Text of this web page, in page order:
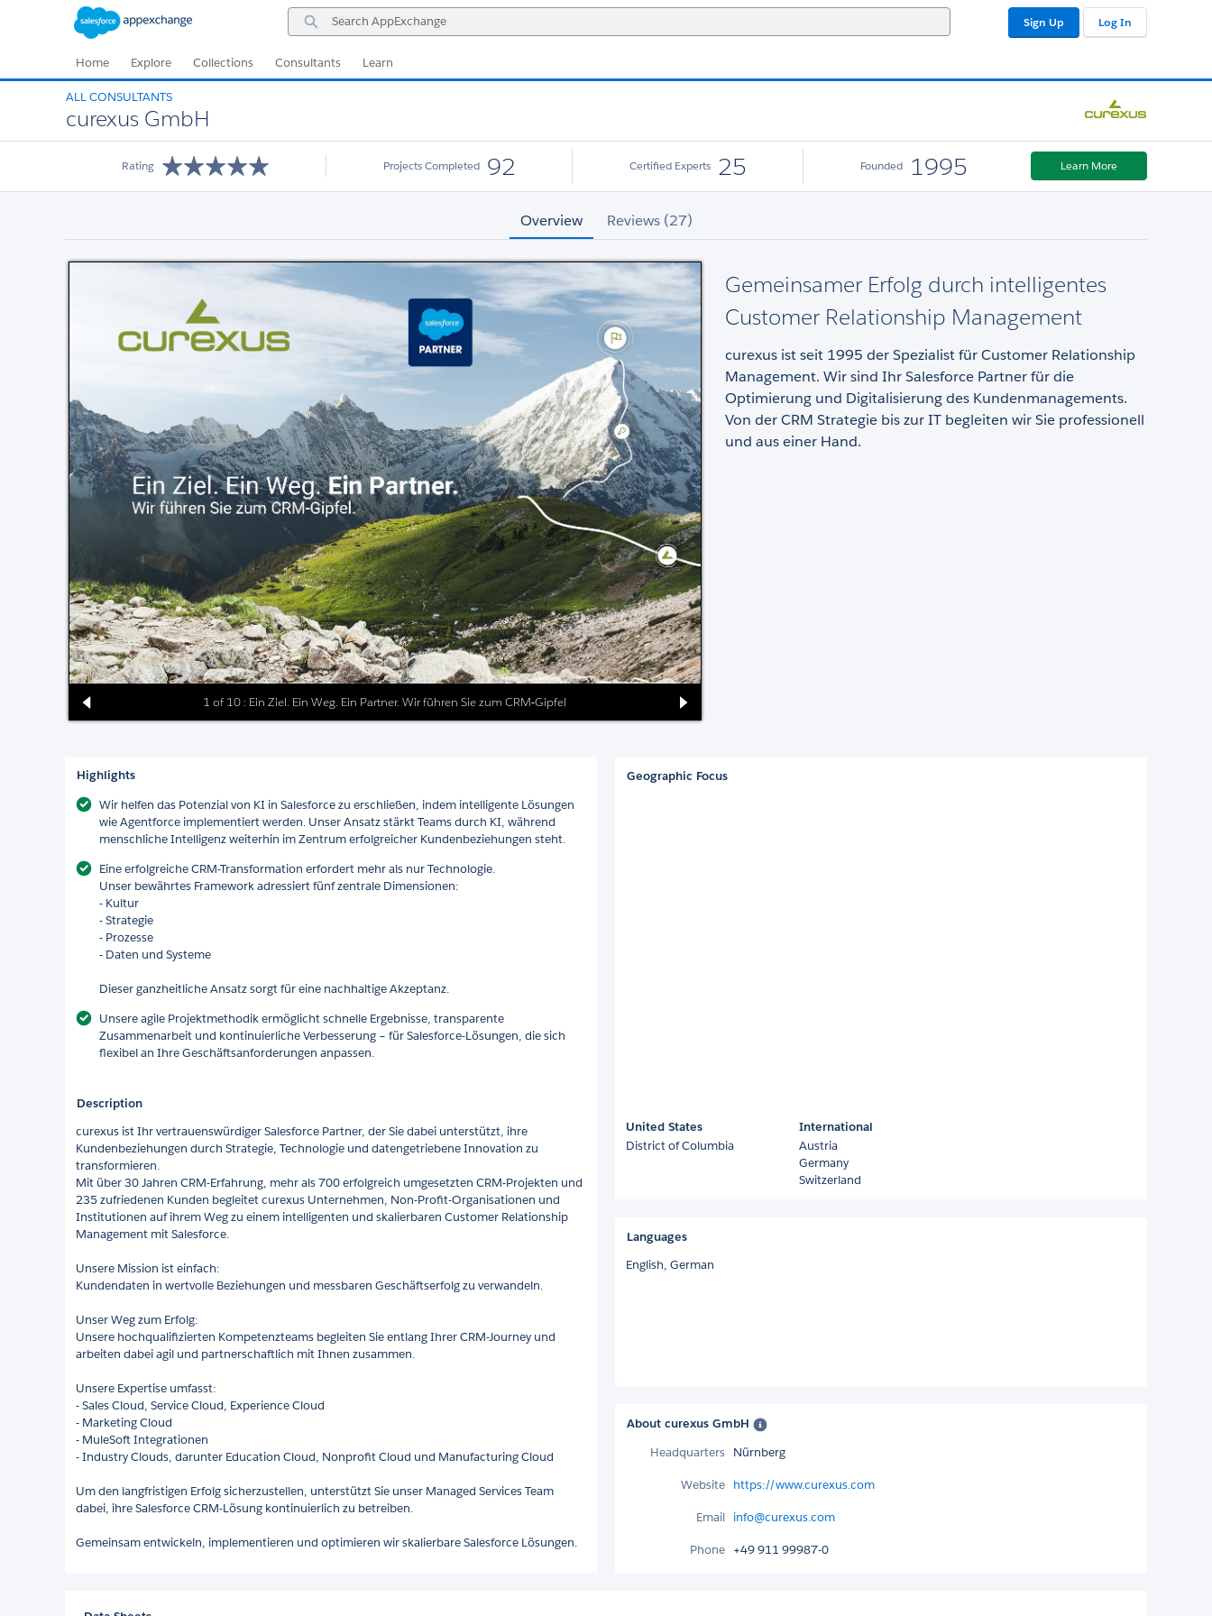
Search
AppExchange
Sign Up Log In
Home Explore Collections Consultants Learn
ALL CONSULTANTS
curexus GmbH
Rating Projects Completed 92 Certified Experts 25 Founded 1995 Learn More
Overview Reviews (27)
1 of 10 : Ein Ziel. Ein Weg. Ein Partner. Wir führen Sie zum CRM-Gipfel
Gemeinsamer Erfolg durch intelligentes
Customer Relationship Management
curexus ist seit 1995 der Spezialist für Customer Relationship
Management. Wir sind Ihr Salesforce Partner für die
Optimierung und Digitalisierung des Kundenmanagements.
Von der CRM Strategie bis zur IT begleiten wir Sie professionell
und aus einer Hand.
Highlights
Wir helfen das Potenzial von KI in Salesforce zu erschließen, indem intelligente Lösungen
wie Agentforce implementiert werden. Unser Ansatz stärkt Teams durch KI, während
menschliche Intelligenz weiterhin im Zentrum erfolgreicher Kundenbeziehungen steht.
Eine erfolgreiche CRM-Transformation erfordert mehr als nur Technologie.
Unser bewährtes Framework adressiert fünf zentrale Dimensionen:
- Kultur
- Strategie
- Prozesse
- Daten und Systeme
Dieser ganzheitliche Ansatz sorgt für eine nachhaltige Akzeptanz.
Unsere agile Projektmethodik ermöglicht schnelle Ergebnisse, transparente
Zusammenarbeit und kontinuierliche Verbesserung – für Salesforce-Lösungen, die sich
flexibel an Ihre Geschäftsanforderungen anpassen.
Description
curexus ist Ihr vertrauenswürdiger Salesforce Partner, der Sie dabei unterstützt, ihre
Kundenbeziehungen durch Strategie, Technologie und datengetriebene Innovation zu
transformieren.
Mit über 30 Jahren CRM-Erfahrung, mehr als 700 erfolgreich umgesetzten CRM-Projekten und
235 zufriedenen Kunden begleitet curexus Unternehmen, Non-Profit-Organisationen und
Institutionen auf ihrem Weg zu einem intelligenten und skalierbaren Customer Relationship
Management mit Salesforce.
Unsere Mission ist einfach:
Kundendaten in wertvolle Beziehungen und messbaren Geschäftserfolg zu verwandeln.
Unser Weg zum Erfolg:
Unsere hochqualifizierten Kompetenzteams begleiten Sie entlang Ihrer CRM-Journey und
arbeiten dabei agil und partnerschaftlich mit Ihnen zusammen.
Unsere Expertise umfasst:
- Sales Cloud, Service Cloud, Experience Cloud
- Marketing Cloud
- MuleSoft Integrationen
- Industry Clouds, darunter Education Cloud, Nonprofit Cloud und Manufacturing Cloud
Um den langfristigen Erfolg sicherzustellen, unterstützt Sie unser Managed Services Team
dabei, ihre Salesforce CRM-Lösung kontinuierlich zu betreiben.
Gemeinsam entwickeln, implementieren und optimieren wir skalierbare Salesforce Lösungen.
Geographic Focus
United States
District of Columbia
International
Austria
Germany
Switzerland
Languages
English, German
About curexus GmbH
Headquarters Nürnberg
Website https://www.curexus.com
Email info@curexus.com
Phone +49 911 99987-0